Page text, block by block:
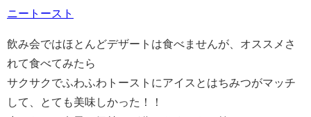
ニートースト
飲み会ではほとんどデザートは食べませんが、オススメさ
れて食べてみたら
サクサクでふわふわトーストにアイスとはちみつがマッチ
して、とても美味しかった！！